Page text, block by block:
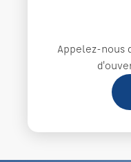
Appelez-nous